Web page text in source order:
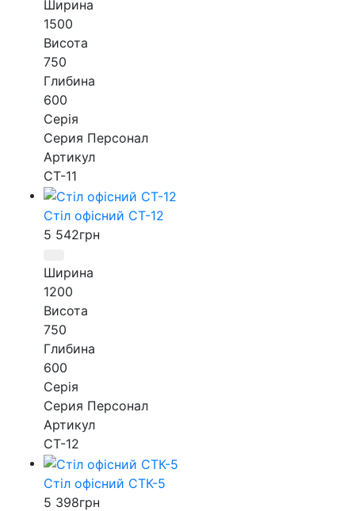
Ширина
1500
Висота
750
Глибина
600
Серія
Серия Персонал
Артикул
СТ-11
Стіл офісний СТ-12
5 542грн
Ширина
1200
Висота
750
Глибина
600
Серія
Серия Персонал
Артикул
СТ-12
Стіл офісний СТК-5
5 398грн